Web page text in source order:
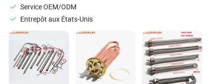
Service OEM/ODM
Entrepôt aux États-Unis